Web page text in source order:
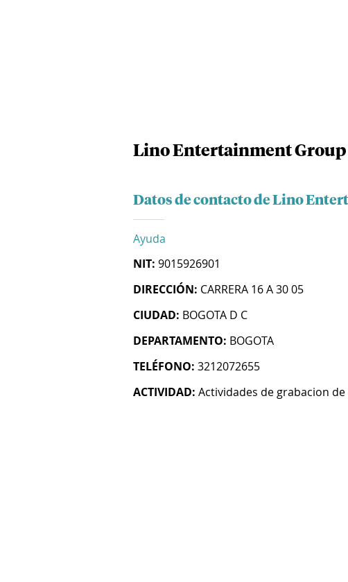
Lino Entertainment Group
Datos de contacto de Lino
Ayuda
NIT: 9015926901
DIRECCIÓN: CARRERA 16 A 30 05
CIUDAD: BOGOTA D C
DEPARTAMENTO: BOGOTA
TELÉFONO: 3212072655
ACTIVIDAD: Actividades de grabacion